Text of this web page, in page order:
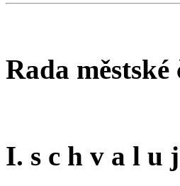
Rada
I. s c h v a l u